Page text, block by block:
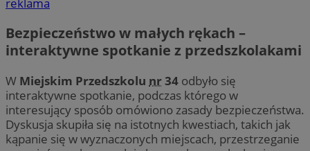
reklama
Bezpieczeństwo w małych rękach –
interaktywne spotkanie z przedszkolakami
W Miejskim Przedszkolu nr34 odbyło się
interaktywne spotkanie, podczas którego w
interesujący sposób omówiono zasady bezpieczeństwa.
Dyskusja skupiła się na istotnych kwestiach, takich jak
kąpanie się w wyznaczonych miejscach, przestrzeganie